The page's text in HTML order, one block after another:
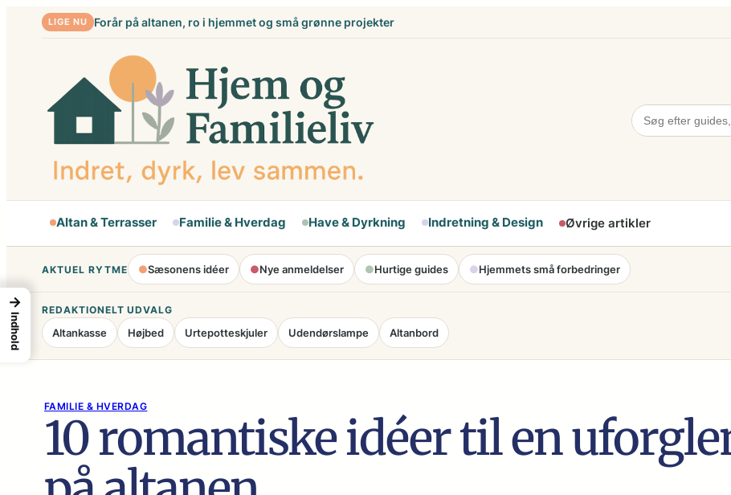
Spring LIGE NU Forår på altanen, ro i hjemmet og små grønne projekter
Altan & Terrasser Familie & Hverdag Have & Dyrkning Indretning & Design Øvrige artikler
AKTUEL RYTME ●Sæsonens idéer ●Nye anmeldelser ●Hurtige guides ●Hjemmets små forbedringer
REDAKTIONELT UDVALG
Altankasse Højbed Urtepotteskjuler Udendørslampe Altanbord
FAMILIE & HVERDAG
10 romantiske idéer til en
→
Indhold